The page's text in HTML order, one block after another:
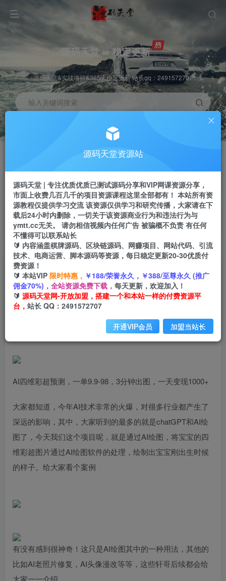
源码天堂 ∞ 稳定更新
源码天堂&实战项目&365天稳定更新 站长qq：2491572707
输入关键词搜索
推广赚钱 70%分佣
推广返佣高达70%
站长招募
推荐
24小时自动赚钱
首页 创业课程 会员专属 正文
（7181期）AI四维彩超预测，一单9.9-98，3分钟
出图，一天变现1000+
小码
2799 43
AI四维彩超预测，一单9.9-98，3分钟出图，一天变现1000+
大家都知道，今年AI技术非常的火爆，对很多行业都产生了
深远的影响，其中，大家听到的最多的就是chatGPT和AI绘
图了，今天我们这个项目呢，就是通过AI绘图，将宝宝的四
维彩超图片通过AI绘图软件的处理，绘制出宝宝刚出生时候
的样子。给大家看个案例
有没有感到很神奇！这只是AI绘图其中的一种用法，其他的
比如AI老照片修复，AI头像漫改等等，这些轩哥后续都会给
大家一一介绍。
源码天堂资源站
源码天堂 | 专注优质优质已测试源码分享和VIP网课资源分享，
市面上收费几百几千的项目资源课程这里全部都有！ 本站所有资
源教程仅提供学习交流 该资源仅供学习和研究传播，大家请在下
载后24小时内删除，一切关于该资源商业行为和违法行为与
ymtt.cc无关。 请勿相信视频内任何广告 被骗概不负责 有任何
不懂得可以联系站长
🔰 内容涵盖棋牌源码、区块链源码、网赚项目、网站代码、引流
技术、电商运营、脚本源码等资源，每日稳定更新20-30优质付
费资源！
🔰 本站VIP 限时特惠， ￥188/荣誉永久，￥388/至尊永久 (推广
佣金70%)， 全站资源免费下载， 每天更新，欢迎加入！
🔰 源码天堂网-开放加盟，搭建一个和本站一样的付费资源平
台， 站长 QQ：2491572707
开通VIP会员 加盟当站长